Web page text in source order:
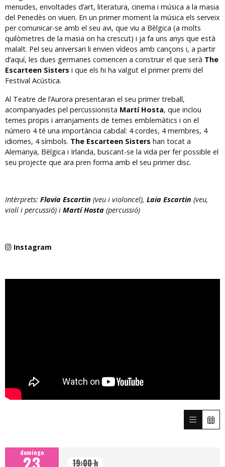
menudes, envoltades d’art, literatura, cinema i música a la masia
del Penedès on viuen. En un primer moment la música els serveix
per comunicar-se amb el seu avi, que viu a Bèlgica (a molts
quilòmetres de la masia on ha crescut) i ja fa uns anys que està
malalt. Pel seu aniversari li envien vídeos amb cançons i, a partir
d’aquí, les dues germanes comencen a construir el que serà The
Escarteen Sisters i que els hi ha valgut el primer premi del
Festival Acústica.
Al Teatre de l’Aurora presentaran el seu primer treball,
acompanyades pel percussionista Martí Hosta, que inclou
temes propis i arranjaments de temes emblemàtics i on el
número 4 té una importància cabdal: 4 cordes, 4 membres, 4
idiomes, 4 símbols. The Escarteen Sisters han tocat a
Alemanya, Bèlgica i Irlanda, buscant-se la vida per fer possible el
seu projecte que ara pren forma amb el seu primer disc.
Intèrprets: Flavia Escartin (veu i violoncel), Laia Escartin (veu,
violí i percussió) i Martí Hosta (percussió)
Instagram
domingo
19:00 h